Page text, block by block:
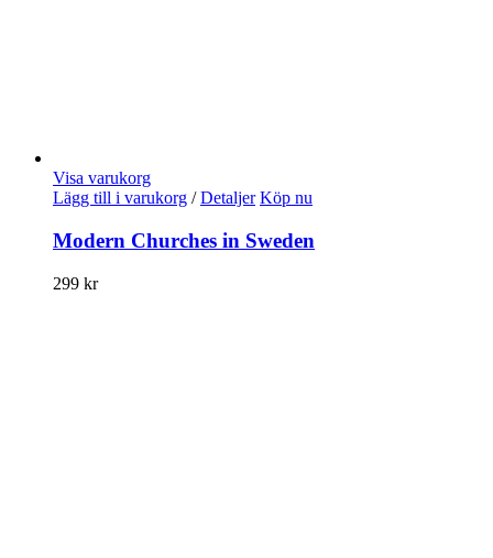
Visa varukorg
Lägg till i varukorg / Detaljer Köp nu
Modern Churches in Sweden
299 kr